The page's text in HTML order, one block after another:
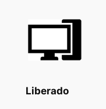
Liberado